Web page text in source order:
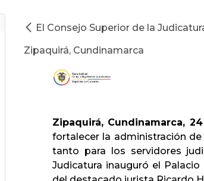
El Consejo Superior de la
Zipaquirá, Cundinamarca
Zipaquirá, Cundinamarca,
fortalecer la administración
tanto para los servidores
Judicatura inauguró el